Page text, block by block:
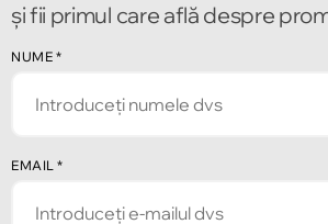
și fii primul care află despre
NUME *
EMAIL *